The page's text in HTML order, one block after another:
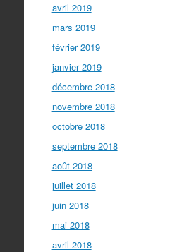
avril 2019
mars 2019
février 2019
janvier 2019
décembre 2018
novembre 2018
octobre 2018
septembre 2018
août 2018
juillet 2018
juin 2018
mai 2018
avril 2018